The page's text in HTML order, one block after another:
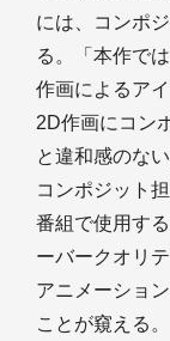
には、コンポ
る。「本作で
作画によるア
2D作画にコン
と違和感のな
コンポジット
番組で使用す
ーバークオリ
アニメーショ
ことが窺える。